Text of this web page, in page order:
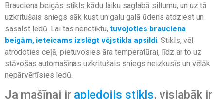
Brauciena beigās stikls kādu laiku saglabā siltumu, un uz tā
uzkritušais sniegs sāk kust un galu galā ūdens atdziest un
sasalst ledū. Lai tas nenotiktu, tuvojoties brauciena
beigām, ieteicams izslēgt vējstikla apsildi . Stikls, vēl
atrodoties ceļā, pietuvosies āra temperatūrai, līdz ar to uz
stāvošas automašīnas uzkritušais sniegs neizkusīs un vēlāk
nepārvērtīsies ledū.
Ja mašīnai ir apledojis stikls, vislabāk ir